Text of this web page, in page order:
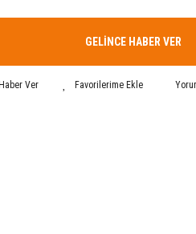
GELİNCE HABER VER
Ver